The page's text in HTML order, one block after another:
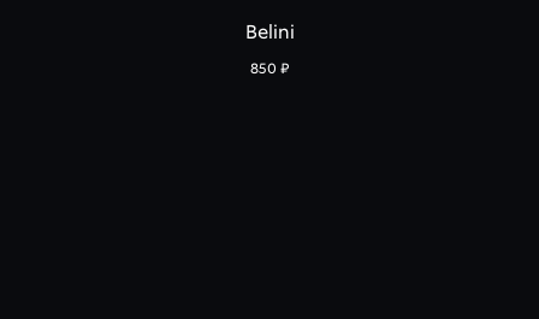
Belini
850 ₽